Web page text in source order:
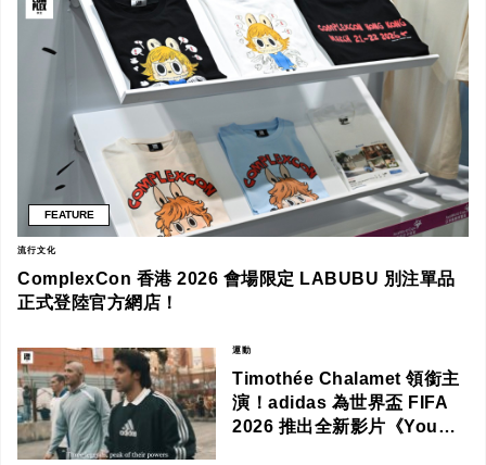
FEATURE
流行文化
ComplexCon 香港 2026 會場限定 LABUBU 別注單品
正式登陸官方網店！
運動
Timothée Chalamet 領銜主
演！adidas 為世界盃 FIFA
2026 推出全新影片《You